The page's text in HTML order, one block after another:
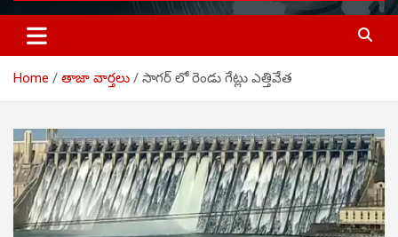
SIRA NEWS
Telugu Online News Daily
Home తాజా వార్తలు సాగర్ లో రెండు గేట్లు ఎత్తివేత